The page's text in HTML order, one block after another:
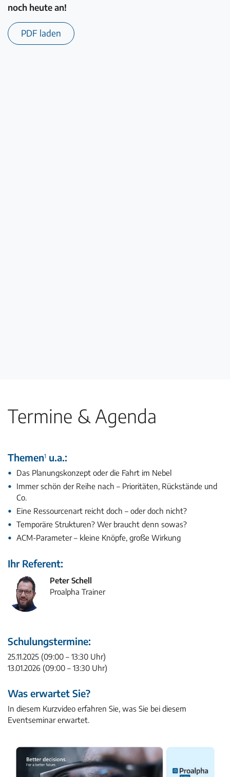
noch heute an!
PDF laden
Termine & Agenda
Themen1 u.a.:
Das Planungskonzept oder die Fahrt im Nebel
Immer schön der Reihe nach – Prioritäten, Rückstände und
Co.
Eine Ressourcenart reicht doch – oder doch nicht?
Temporäre Strukturen? Wer braucht denn sowas?
ACM-Parameter – kleine Knöpfe, große Wirkung
Ihr Referent:
Peter Schell
Proalpha Trainer
Schulungs­termine:
25.11.2025 (09:00 – 13:30 Uhr)
13.01.2026 (09:00 – 13:30 Uhr)
Was erwartet Sie?
In diesem Kurzvideo erfahren Sie, was Sie bei diesem
Eventseminar erwartet.